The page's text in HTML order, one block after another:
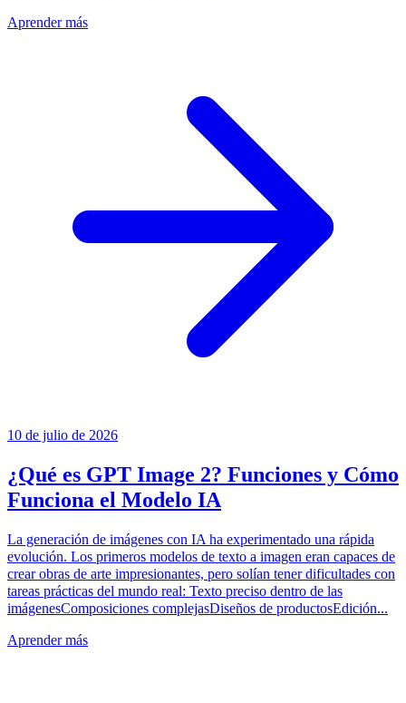
Aprender más
10 de julio de 2026
¿Qué es GPT Image 2? Funciones y Cómo
Funciona el Modelo IA
La generación de imágenes con IA ha experimentado una rápida
evolución. Los primeros modelos de texto a imagen eran capaces de
crear obras de arte impresionantes, pero solían tener dificultades con
tareas prácticas del mundo real: Texto preciso dentro de las
imágenesComposiciones complejasDiseños de productosEdición...
Aprender más